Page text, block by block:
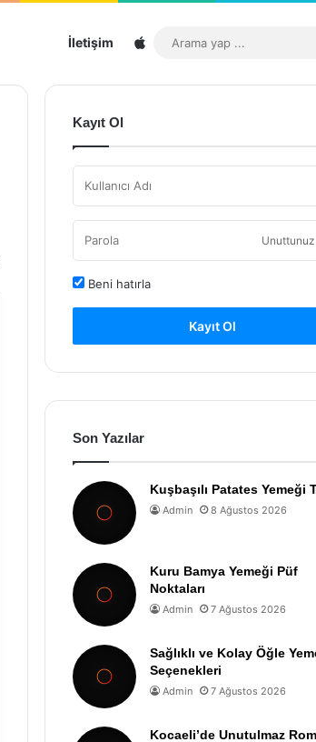
İletişim Sitemap
Kayıt Ol
Beni hatırla
Kayıt Ol
Son Yazılar
Kuşbaşılı Patates Yemeği
Admin 8 Ağustos 2026
Kuru Bamya Yemeği Püf
Noktaları
Admin 7 Ağustos 2026
Sağlıklı ve Kolay Öğle
Seçenekleri
Admin 7 Ağustos 2026
Kocaeli’de Unutulmaz